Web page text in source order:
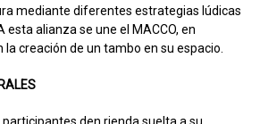
mediante diferentes estrategias lúdicas
esta alianza se une el MACCO, en
creación de un tambo en su espacio.